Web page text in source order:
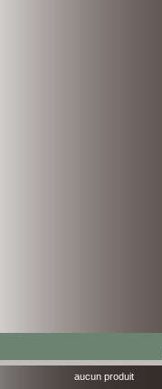
aucun produit